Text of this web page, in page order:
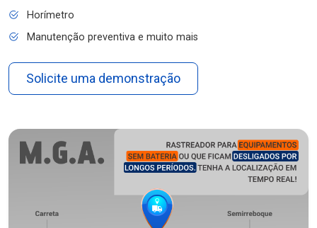
Horímetro
Manutenção preventiva e muito mais
Solicite uma demonstração